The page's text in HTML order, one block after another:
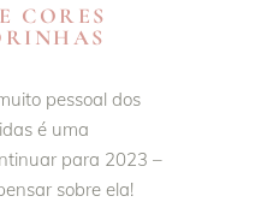
CORES
pessoal dos
é uma
para 2023 –
sobre ela!